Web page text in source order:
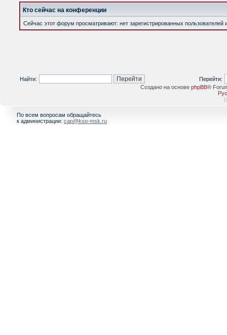
Кто сейчас на конференции
Сейчас этот форум просматривают: нет зарегистрированных пользователей
Найти:
Перейти:
Создано на основе phpBB®
[
По всем вопросам обращайтесь
к администрации: cap@ksp-msk.ru